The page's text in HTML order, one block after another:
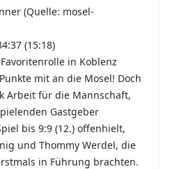
(Quelle: mosel-
(15:18)
in Koblenz
mit an die Mosel! Doch
Arbeit für die Mannschaft,
Gastgeber
bis 9:9 (12.) offenhielt,
und Thommy Werdel, die
in Führung brachten.